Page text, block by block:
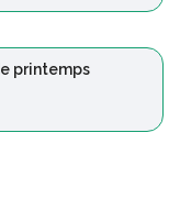
printemps